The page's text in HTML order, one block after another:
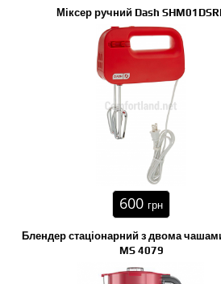
Міксер ручний Dash
600 грн
Блендер стаціонарний з двома
MS 4079